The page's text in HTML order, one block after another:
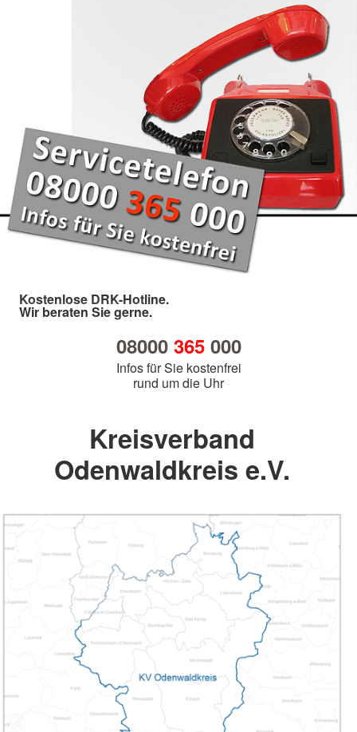
Kostenlose DRK-Hotline.
Wir beraten Sie gerne.
08000 365000
Infos für Sie kostenfrei
rund um die Uhr
Kreisverband
Odenwaldkreis e.V.